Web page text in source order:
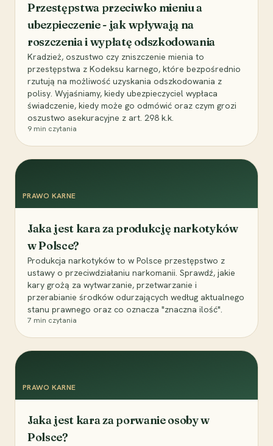
Przestępstwa przeciwko mieniu a
ubezpieczenie - jak wpływają na
roszczenia i wypłatę odszkodowania
Kradzież, oszustwo czy zniszczenie mienia to
przestępstwa z Kodeksu karnego, które bezpośrednio
rzutują na możliwość uzyskania odszkodowania z
polisy. Wyjaśniamy, kiedy ubezpieczyciel wypłaca
świadczenie, kiedy może go odmówić oraz czym grozi
oszustwo asekuracyjne z art. 298 k.k.
9 min czytania
PRAWO KARNE
Jaka jest kara za produkcję narkotyków
w Polsce?
Produkcja narkotyków to w Polsce przestępstwo z
ustawy o przeciwdziałaniu narkomanii. Sprawdź, jakie
kary grożą za wytwarzanie, przetwarzanie i
przerabianie środków odurzających według aktualnego
stanu prawnego oraz co oznacza "znaczna ilość".
7 min czytania
PRAWO KARNE
Jaka jest kara za porwanie osoby w
Polsce?